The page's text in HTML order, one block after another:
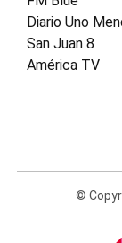
Diario Uno
San Juan 8
América TV
©